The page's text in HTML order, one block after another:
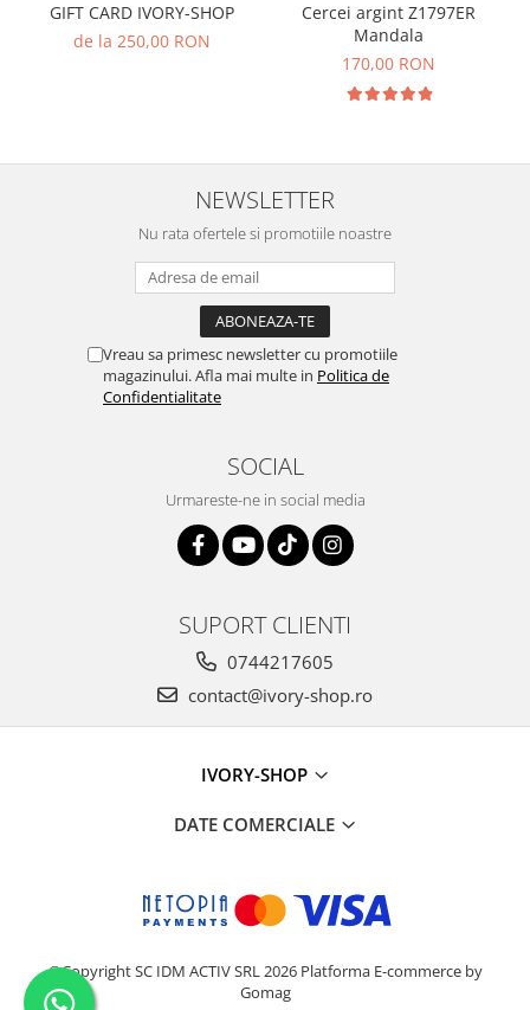
GIFT CARD IVORY-SHOP
de la 250,00 RON
Cercei argint Z1797ER
Mandala
170,00 RON
NEWSLETTER
Nu rata ofertele si promotiile noastre
Vreau sa primesc newsletter cu promotiile
magazinului. Afla mai multe in Politica de
Confidentialitate
SOCIAL
Urmareste-ne in social media
SUPORT CLIENTI
0744217605
contact@ivory-shop.ro
IVORY-SHOP
DATE COMERCIALE
©Copyright SC IDM ACTIV SRL 2026 Platforma E-commerce by
Gomag